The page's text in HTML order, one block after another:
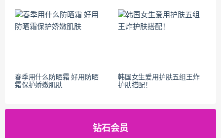
春季用什么防晒霜 好用防晒
霜保护娇嫩肌肤
韩国女生爱用护肤五组王炸
护肤搭配！
钻石会员